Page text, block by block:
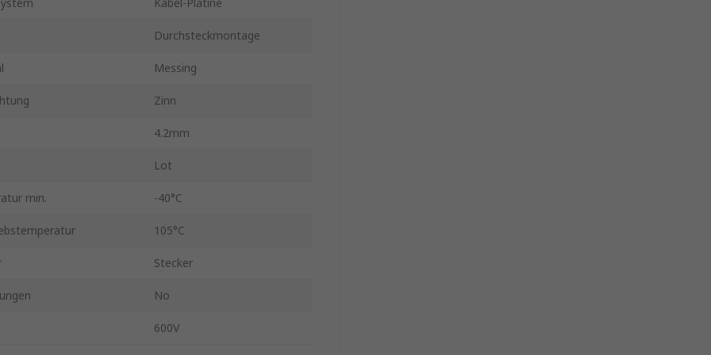
Durchsteckmontage
Messing
Zinn
4.2mm
Lot
min. -40°C
105°C
Stecker
No
600V